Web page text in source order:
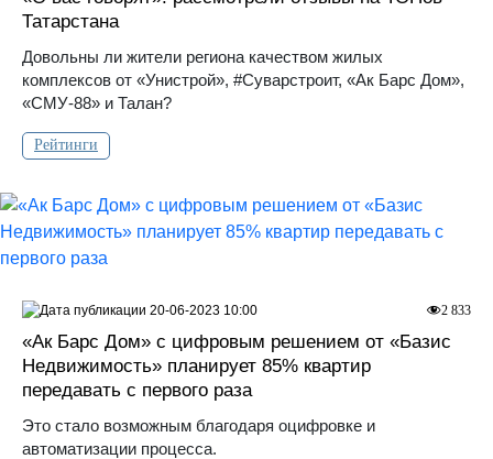
Татарстана
Довольны ли жители региона качеством жилых
комплексов от «Унистрой», #Суварстроит, «Ак Барс Дом»,
«СМУ-88» и Талан?
Рейтинги
«Ак Барс Дом» с цифровым решением от «Базис
Недвижимость» планирует 85% квартир
передавать с первого раза
Это стало возможным благодаря оцифровке и
автоматизации процесса.
2 833
20-06-2023 10:00